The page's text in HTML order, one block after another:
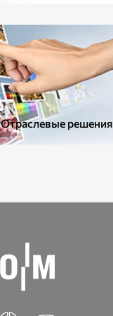
Отраслевые решения